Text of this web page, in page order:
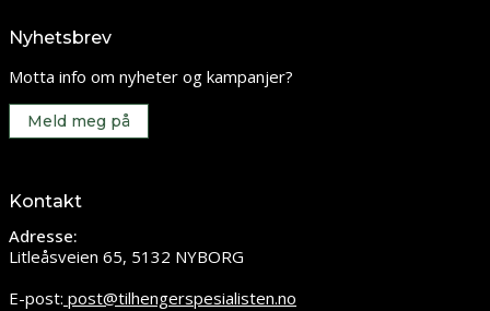
Nyhetsbrev
Motta info om nyheter og kampanjer?
Meld meg på
Kontakt
Adresse:
Litleåsveien 65, 5132 NYBORG
E-post: post@tilhengerspesialisten.no